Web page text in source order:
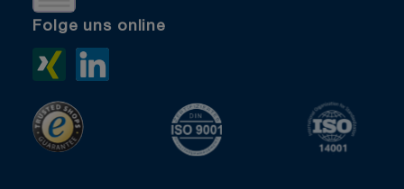
Folge uns online
Xing>
ISO 9001 zertifiziert